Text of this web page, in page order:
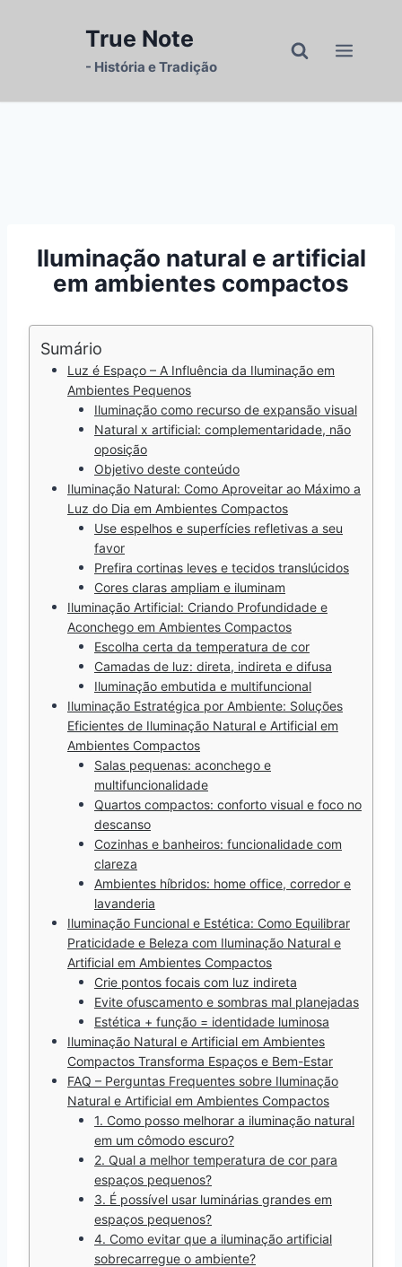
True Note
- História e Tradição
Iluminação natural e artificial
em ambientes compactos
Sumário
Luz é Espaço – A Influência da Iluminação em
Ambientes Pequenos
Iluminação como recurso de expansão visual
Natural x artificial: complementaridade, não
oposição
Objetivo deste conteúdo
Iluminação Natural: Como Aproveitar ao Máximo a
Luz do Dia em Ambientes Compactos
Use espelhos e superfícies refletivas a seu
favor
Prefira cortinas leves e tecidos translúcidos
Cores claras ampliam e iluminam
Iluminação Artificial: Criando Profundidade e
Aconchego em Ambientes Compactos
Escolha certa da temperatura de cor
Camadas de luz: direta, indireta e difusa
Iluminação embutida e multifuncional
Iluminação Estratégica por Ambiente: Soluções
Eficientes de Iluminação Natural e Artificial em
Ambientes Compactos
Salas pequenas: aconchego e
multifuncionalidade
Quartos compactos: conforto visual e foco no
descanso
Cozinhas e banheiros: funcionalidade com
clareza
Ambientes híbridos: home office, corredor e
lavanderia
Iluminação Funcional e Estética: Como Equilibrar
Praticidade e Beleza com Iluminação Natural e
Artificial em Ambientes Compactos
Crie pontos focais com luz indireta
Evite ofuscamento e sombras mal planejadas
Estética + função = identidade luminosa
Iluminação Natural e Artificial em Ambientes
Compactos Transforma Espaços e Bem-Estar
FAQ – Perguntas Frequentes sobre Iluminação
Natural e Artificial em Ambientes Compactos
1. Como posso melhorar a iluminação natural
em um cômodo escuro?
2. Qual a melhor temperatura de cor para
espaços pequenos?
3. É possível usar luminárias grandes em
espaços pequenos?
4. Como evitar que a iluminação artificial
sobrecarregue o ambiente?